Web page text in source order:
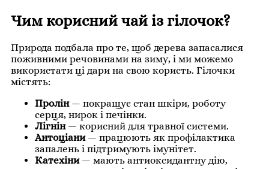
Чим корисний чай із гілочок?
Природа подбала про те, щоб дерева запасалися
поживними речовинами на зиму, і ми можемо
використати ці дари на свою користь. Гілочки
містять:
Пролін— покращує стан шкіри, роботу
серця, нирок і печінки.
Лігнін— корисний для травної системи.
Антоціани— працюють як профілактика
запалень і підтримують імунітет.
Катехіни— мають антиоксидантну дію,